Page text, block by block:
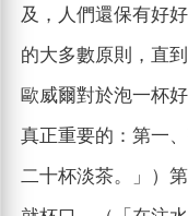
及，人們還保有好
的大多數原則，直
歐威爾對於泡一杯
真正重要的：第一
二十杯淡茶。」）